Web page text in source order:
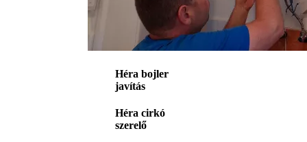
Héra bojler
javítás
Héra cirkó
szerelő